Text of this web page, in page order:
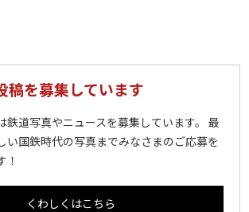
稿を募集しています
鉄道写真やニュースを募集しています。 最
い国鉄時代の写真までみなさまのご応募を
！
くわしくはこちら